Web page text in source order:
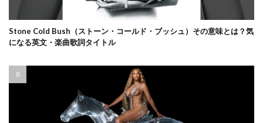
Stone Cold Bush（ストーン・コールド・ブッシュ）その意味とは？気
になる英文・楽曲歌詞タイトル